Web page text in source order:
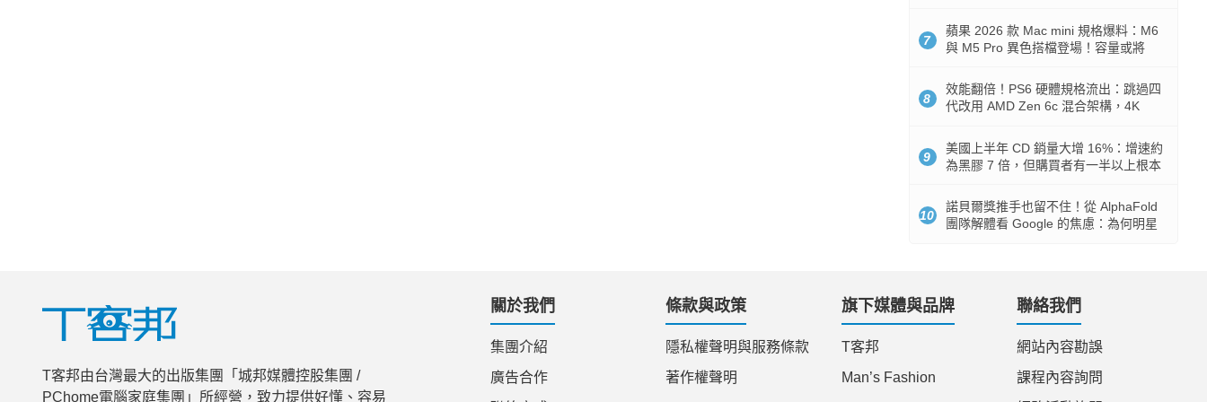
7
蘋果 2026 款 Mac mini 規格爆料：M6
與 M5 Pro 異色搭檔登場！容量或將
8
效能翻倍！PS6 硬體規格流出：跳過四
代改用 AMD Zen 6c 混合架構，4K
9
美國上半年 CD 銷量大增 16%：增速約
為黑膠 7 倍，但購買者有一半以上根本
10
諾貝爾獎推手也留不住！從 AlphaFold
團隊解體看 Google 的焦慮：為何明星
T客邦由台灣最大的出版集團「城邦媒體控股集團 /
PChome電腦家庭集團」所經營，致力提供好懂、容易
關於我們
集團介紹
廣告合作
條款與政策
隱私權聲明與服務條款
著作權聲明
旗下媒體與品牌
T客邦
Man’s Fashion
聯絡我們
網站內容勘誤
課程內容詢問